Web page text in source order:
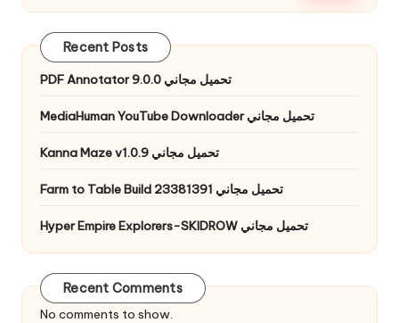
Recent Posts
PDF Annotator 9.0.0 تحميل مجاني
MediaHuman YouTube Downloader تحميل مجاني
Kanna Maze v1.0.9 تحميل مجاني
Farm to Table Build 23381391 تحميل مجاني
Hyper Empire Explorers-SKIDROW تحميل مجاني
Recent Comments
No comments to show.